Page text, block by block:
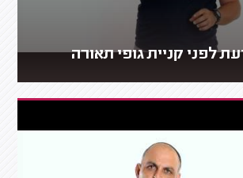
לפני קניית גופי תאורה